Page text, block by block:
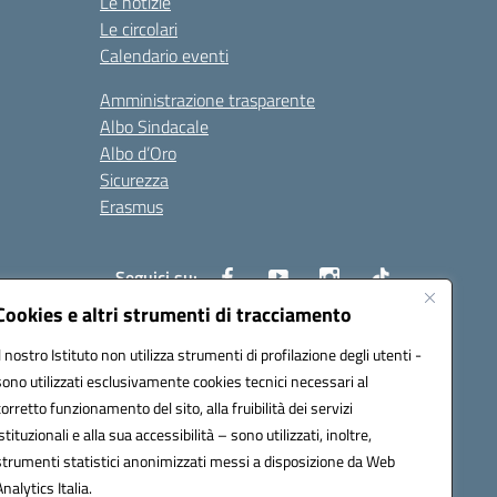
e altri strumenti di tracciamento
nostro Istituto non utilizza strumenti di profilazione degli utenti -
utilizzati esclusivamente cookies tecnici necessari al
funzionamento del sito, alla fruibilità dei servizi
e alla sua accessibilità – sono utilizzati, inoltre,
statistici anonimizzati messi a disposizione da Web
Italia.
Le circolari
Calendario eventi
Amministrazione trasparente
Albo Sindacale
Albo d’Oro
Sicurezza
Erasmus
Seguici su: